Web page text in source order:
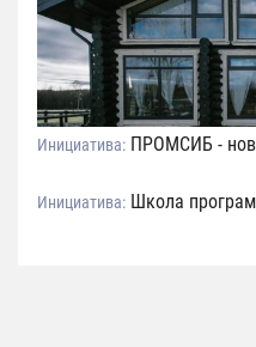
Инициатива: ПРОМСИБ -
Инициатива: Школа